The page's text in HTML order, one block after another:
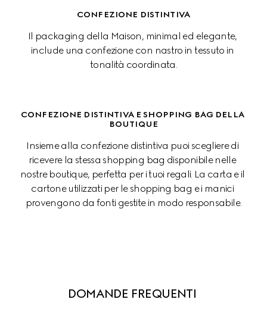
CONFEZIONE DISTINTIVA
Il packaging della Maison, minimal ed elegante,
include una confezione con nastro in tessuto in
tonalità coordinata.
CONFEZIONE DISTINTIVA E SHOPPING BAG DELLA
BOUTIQUE
Insieme alla confezione distintiva puoi scegliere di
ricevere la stessa shopping bag disponibile nelle
nostre boutique, perfetta per i tuoi regali. La carta e il
cartone utilizzati per le shopping bag e i manici
provengono da fonti gestite in modo responsabile.
DOMANDE FREQUENTI